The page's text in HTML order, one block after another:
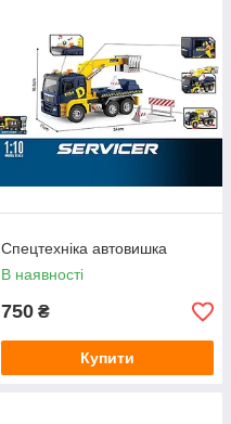
Спецтехніка автовишка
В наявності
750 ₴
Купити